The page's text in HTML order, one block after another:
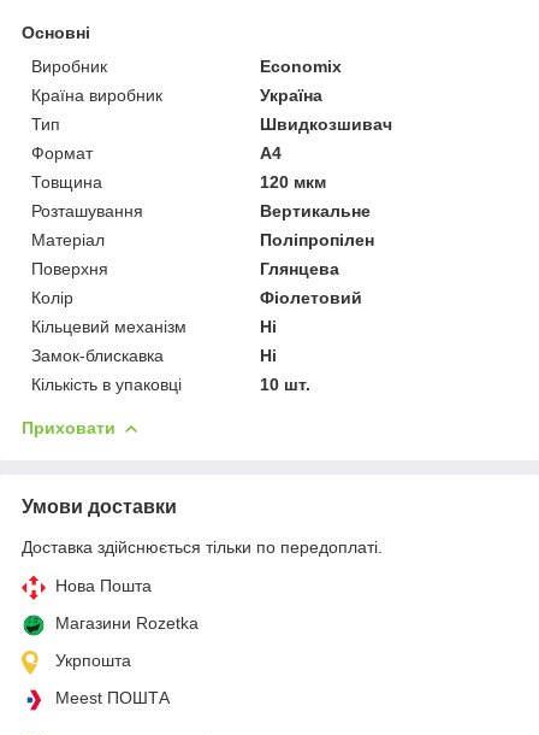
Основні
Виробник
Economix
Країна виробник
Україна
Тип
Швидкозшивач
Формат
A4
Товщина
120 мкм
Розташування
Вертикальне
Матеріал
Поліпропілен
Поверхня
Глянцева
Колір
Фіолетовий
Кільцевий механізм
Ні
Замок-блискавка
Ні
Кількість в упаковці
10 шт.
Приховати
Умови доставки
Доставка здійснюється тільки по передоплаті.
Нова Пошта
Магазини Rozetka
Укрпошта
Meest ПОШТА